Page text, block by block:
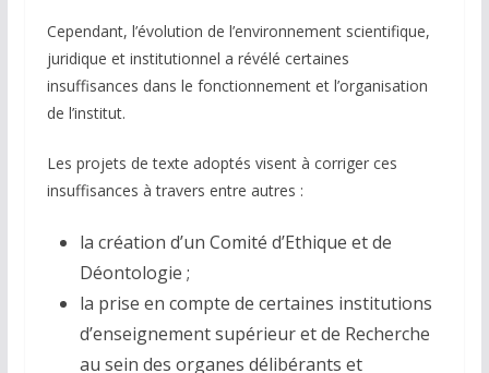
Cependant, l’évolution de l’environnement scientifique,
juridique et institutionnel a révélé certaines
insuffisances dans le fonctionnement et l’organisation
de l’institut.
Les projets de texte adoptés visent à corriger ces
insuffisances à travers entre autres :
la création d’un Comité d’Ethique et de
Déontologie ;
la prise en compte de certaines institutions
d’enseignement supérieur et de Recherche
au sein des organes délibérants et